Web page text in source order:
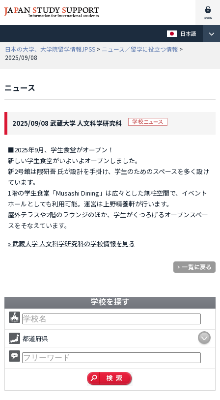
日本語
日本の大学、大学院留学情報JPSS > ニュース／留学に役立つ情報 >
2025/09/08
ニュース
2025/09/08 武蔵大学 人文科学研究科
■2025年9月、学生食堂がオープン！
新しい学生食堂がいよいよオープンしました。
新2号館は隈研吾 氏が設計を手掛け、学生のためのスペースを多く設け
ています。
1階の学生食堂「Musashi Dining」は広々とした無柱空間で、イベント
ホールとしても利用可能。運営は上野精養軒が行います。
屋外テラスや2階のラウンジのほか、学生がくつろげるオープンスペー
スをそなえています。
» 武蔵大学 人文科学研究科の学校情報を見る
学校を探す
都道府県